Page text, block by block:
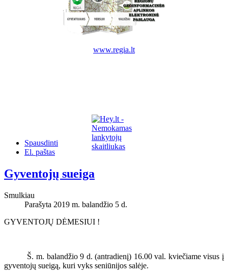
www.regia.lt
Spausdinti
El. paštas
Gyventojų sueiga
Smulkiau
Parašyta 2019 m. balandžio 5 d.
GYVENTOJŲ DĖMESIUI !
Š. m. balandžio 9 d. (antradienį) 16.00 val. kviečiame visus į
gyventojų sueigą, kuri vyks seniūnijos salėje.